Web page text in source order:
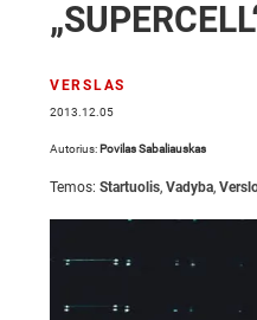
VERSLAS
2013.12.05
Autorius: Povilas Sabaliauskas
Temos: Startuolis, Vadyba,